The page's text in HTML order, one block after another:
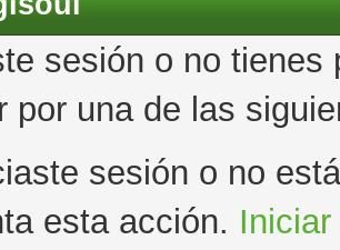
sesión o no
por una de las
sesión o no
esta acción.